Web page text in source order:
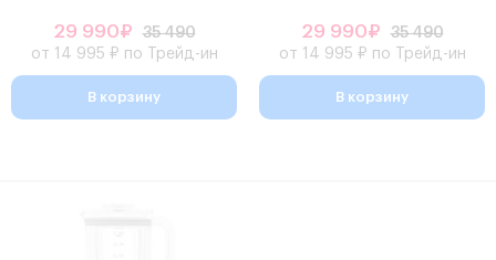
29 990₽
35 490
от 14 995 ₽ по Трейд-ин
В корзину
29 990₽
35 490
от 14 995 ₽ по Трейд-ин
В корзину